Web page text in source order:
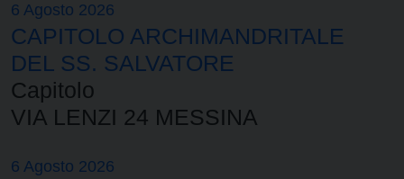
6 Agosto 2026
CAPITOLO ARCHIMANDRITALE
DEL SS. SALVATORE
Capitolo
VIA LENZI 24 MESSINA
6 Agosto 2026